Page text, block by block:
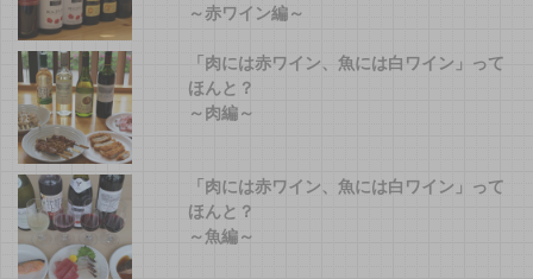
～赤ワイン編～
「肉には赤ワイン、魚には白ワイン」って
ほんと？
～肉編～
「肉には赤ワイン、魚には白ワイン」って
ほんと？
～魚編～